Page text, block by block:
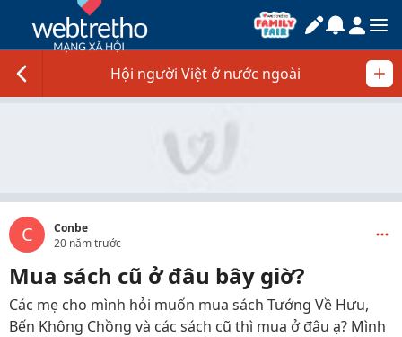
Hội người Việt ở nước ngoài
C
Conbe
20 năm trước
Mua sách cũ ở đâu bây giờ?
Các mẹ cho mình hỏi muốn mua sách Tướng Về Hưu,
Bến Không Chồng và các sách cũ thì mua ở đâu ạ? Mình